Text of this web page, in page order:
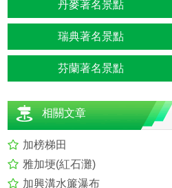
丹麥著名景點
瑞典著名景點
芬蘭著名景點
相關文章
加榜梯田
雅加埂(紅石灘)
加興溝水簾瀑布